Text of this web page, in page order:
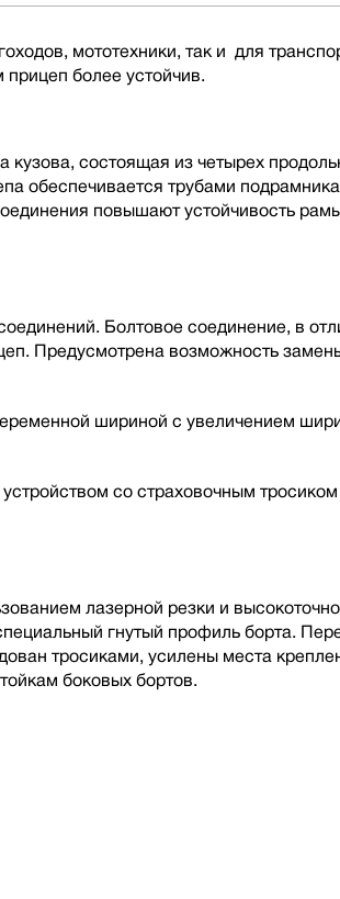
мототехники, так и для
более устойчив.
состоящая из четырех
обеспечивается трубами
повышают устойчивость
Болтовое соединение, в
Предусмотрена возможность
шириной с увеличением
со страховочным
лазерной резки и
гнутый профиль борта.
тросиками, усилены места
боковых бортов.